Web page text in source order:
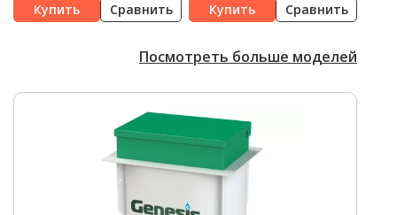
Сравнить Сравнить
Посмотреть больше моделей